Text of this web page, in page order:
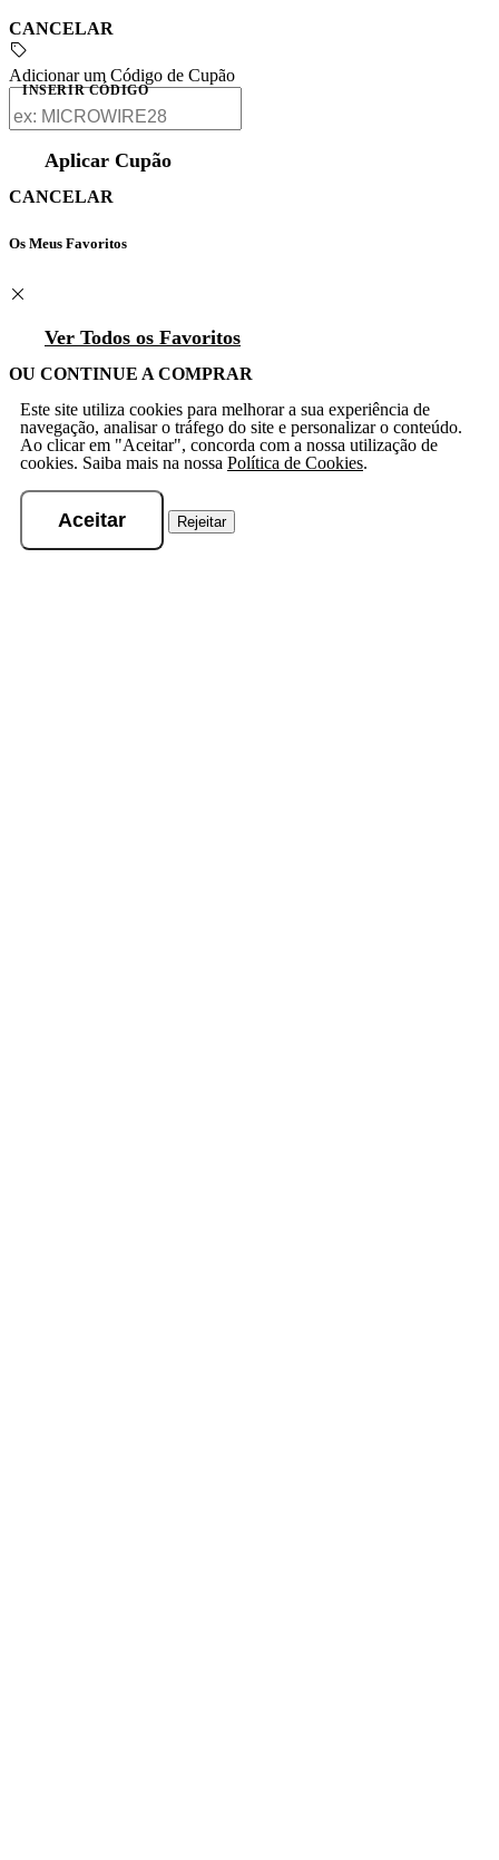
CANCELAR
Adicionar um Código de Cupão
INSERIR CÓDIGO
Aplicar Cupão
CANCELAR
Os Meus Favoritos
Ver Todos os Favoritos
OU CONTINUE A COMPRAR
Este site utiliza cookies para melhorar a sua experiência de
navegação, analisar o tráfego do site e personalizar o conteúdo.
Ao clicar em "Aceitar", concorda com a nossa utilização de
cookies. Saiba mais na nossa Política de Cookies.
Aceitar Rejeitar